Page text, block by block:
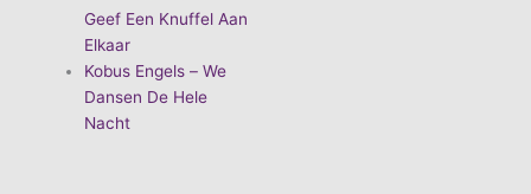
Geef Een Knuffel Aan
Elkaar
Kobus Engels – We
Dansen De Hele
Nacht